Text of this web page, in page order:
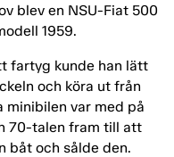
blev en NSU-Fiat 500
1959.
fartyg kunde han lätt
och köra ut från
minibilen var med på
70-talen fram till att
båt och sålde den.